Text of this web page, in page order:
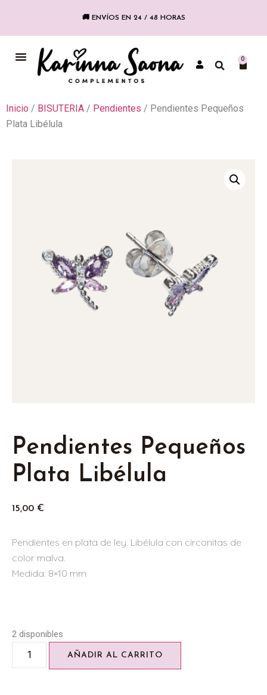
🚚 ENVÍOS EN 24 / 48 HORAS
0
Inicio / BISUTERIA / Pendientes / Pendientes Pequeños
Plata Libélula
Pendientes Pequeños
Plata Libélula
15,00 €
Pendientes en plata de ley. Libélula con circonitas de
color malva.
Medida: 8×10 mm
2 disponibles
AÑADIR AL CARRITO